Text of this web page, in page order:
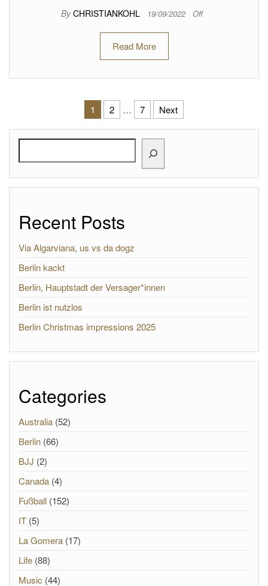
By CHRISTIANKOHL 19/09/2022 Off
Read More
Posts pagination
1 2 … 7 Next
Recent Posts
Via Algarviana, us vs da dogz
Berlin kackt
Berlin, Hauptstadt der Versager*innen
Berlin ist nutzlos
Berlin Christmas impressions 2025
Categories
Australia (52)
Berlin (66)
BJJ (2)
Canada (4)
Fußball (152)
IT (5)
La Gomera (17)
Life (88)
Music (44)